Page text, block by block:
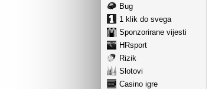
Bug
1 klik do svega
Sponzorirane vijesti
HRsport
Rizik
Slotovi
Casino igre